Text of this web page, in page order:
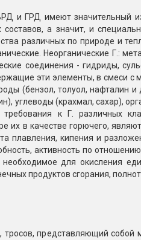
шары
и ГРД имеют значительный
составов, а значит, и
различных по природе и
Неорганические Г.:
соединения - гидриды,
эти элементы, в смеси с
(бензол, толуол, нафталин
углеводы (крахмал, сахар),
к Г. различных
в качестве горючего,
плавления, кипения и
активность по
для окисления
продуктов сгорания,
тросов, представляющий